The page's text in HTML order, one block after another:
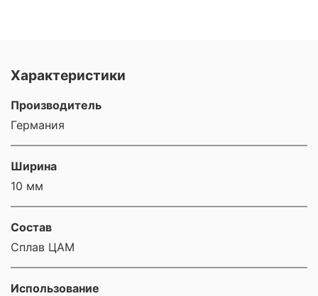
Характеристики
Производитель
Германия
Ширина
10 мм
Состав
Сплав ЦАМ
Использование